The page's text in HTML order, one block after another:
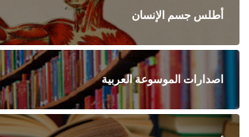
أطلس جسم الإنسان
اصدارات الموسوعة العربية